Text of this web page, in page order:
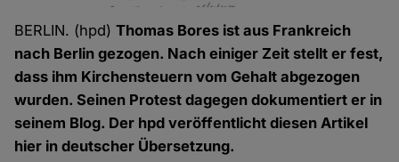
BERLIN. (hpd)Thomas Bores ist aus Frankreich
nach Berlin gezogen. Nach einiger Zeit stellt er fest,
dass ihm Kirchensteuern vom Gehalt abgezogen
wurden. Seinen Protest dagegen dokumentiert er in
seinem Blog. Der hpd veröffentlicht diesen Artikel
hier in deutscher Übersetzung.